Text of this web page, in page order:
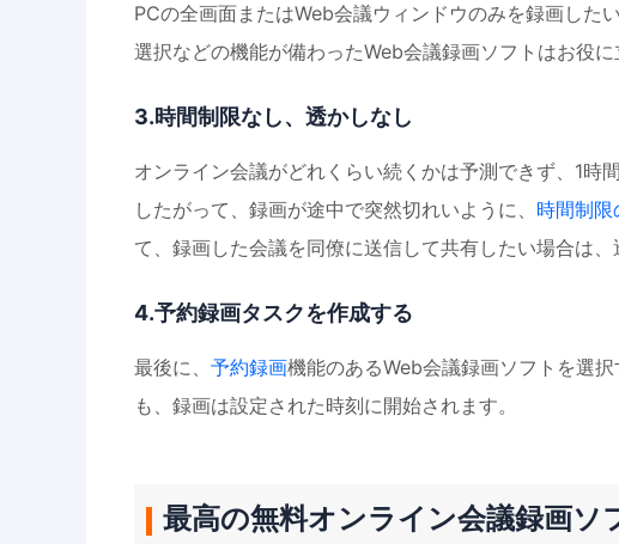
PCの全画面またはWeb会議ウィンドウのみを録画したい
選択などの機能が備わったWeb会議録画ソフトはお役に
3.時間制限なし、透かしなし
オンライン会議がどれくらい続くかは予測できず、1時
したがって、録画が途中で突然切れいように、 時間制限
て、録画した会議を同僚に送信して共有したい場合は
4.予約録画タスクを作成する
最後に、 予約録画機能のあるWeb会議録画ソフトを選
も、録画は設定された時刻に開始されます。
最高の無料オンライン会議録画ソ